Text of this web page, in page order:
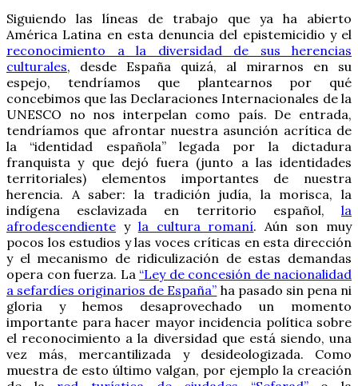
Siguiendo las líneas de trabajo que ya ha abierto
América Latina en esta denuncia del epistemicidio y el
reconocimiento a la diversidad de sus herencias
culturales, desde España quizá, al mirarnos en su
espejo, tendríamos que plantearnos por qué
concebimos que las Declaraciones Internacionales de la
UNESCO no nos interpelan como país. De entrada,
tendríamos que afrontar nuestra asunción acrítica de
la “identidad española” legada por la dictadura
franquista y que dejó fuera (junto a las identidades
territoriales) elementos importantes de nuestra
herencia. A saber: la tradición judía, la morisca, la
indígena esclavizada en territorio español, la
afrodescendiente y la cultura romaní. Aún son muy
pocos los estudios y las voces críticas en esta dirección
y el mecanismo de ridiculización de estas demandas
opera con fuerza. La “Ley de concesión de nacionalidad
a sefardíes originarios de España” ha pasado sin pena ni
gloria y hemos desaprovechado un momento
importante para hacer mayor incidencia política sobre
el reconocimiento a la diversidad que está siendo, una
vez más, mercantilizada y desideologizada. Como
muestra de esto último valgan, por ejemplo la creación